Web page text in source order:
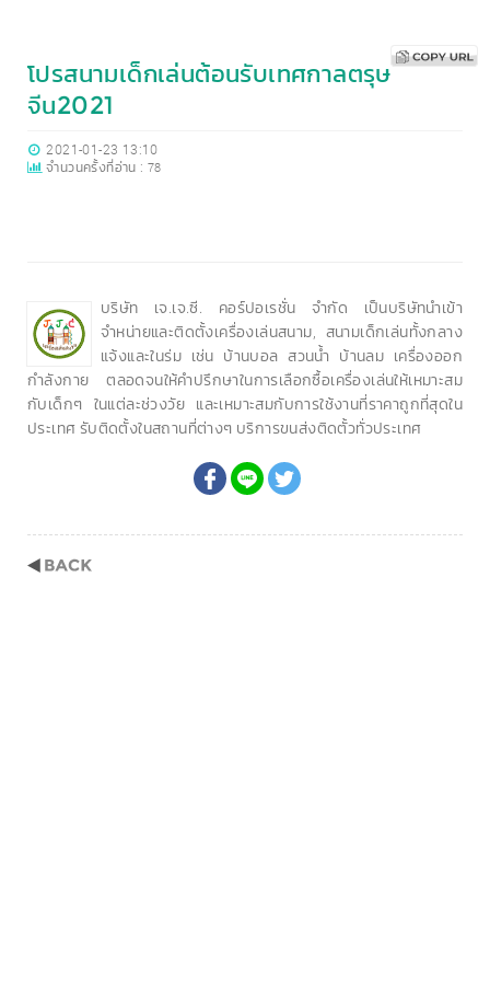
โปรสนามเด็กเล่นต้อนรับเทศกาลตรุษ
จีน2021
2021-01-23 13:10
จำนวนครั้งที่อ่าน : 78
บริษัท เจ.เจ.ซี. คอร์ปอเรชั่น จำกัด เป็นบริษัทนำเข้า
จำหน่ายและติดตั้งเครื่องเล่นสนาม, สนามเด็กเล่นทั้งกลาง
แจ้งและในร่ม เช่น บ้านบอล สวนน้ำ บ้านลม เครื่องออก
กำลังกาย ตลอดจนให้คำปรึกษาในการเลือกซื้อเครื่องเล่นให้เหมาะสม
กับเด็กๆ ในแต่ละช่วงวัย และเหมาะสมกับการใช้งานที่ราคาถูกที่สุดใน
ประเทศ รับติดตั้งในสถานที่ต่างๆ บริการขนส่งติดตั้วทั่วประเทศ